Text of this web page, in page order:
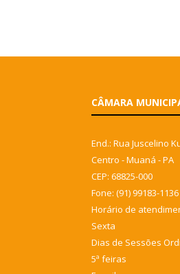
CÂMARA
End.: Rua Juscelino
Centro - Muaná - PA
CEP: 68825-000
Fone: (91) 99183-1136
Horário de
Sexta
Dias de Sessões
5ª feiras